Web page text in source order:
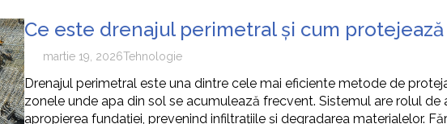
pot fi prevenite
Ce este drenajul perimetral și cum
martie 19, 2026Tehnologie
Drenajul perimetral este una dintre cele mai eficiente metode de
zonele unde apa din sol se acumulează frecvent. Sistemul are rolul de
apropierea fundației, prevenind infiltrațiile și degradarea materialelor.